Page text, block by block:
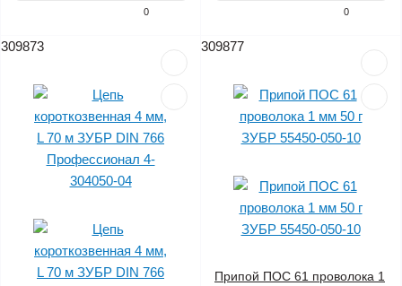
0 0
309873 309877
Припой ПОС 61 проволока 1